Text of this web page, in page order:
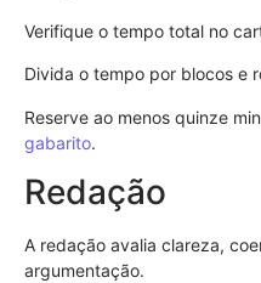
Verifique o tempo total no
Divida o tempo por blocos e
Reserve ao menos quinze
gabarito.
Redação
A redação avalia clareza,
argumentação.